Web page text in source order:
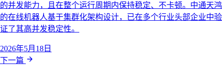
的并发能力，且在整个运行周期内保持稳定、不卡顿。中通天鸿
的在线机器人基于集群化架构设计，已在多个行业头部企业中验
证了其高并发稳定性。
2026年5月18日
下一篇